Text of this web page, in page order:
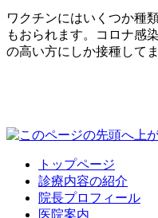
ワクチンにはいくつか種
もおられます。コロナ感
の高い方にしか接種して
トップページ
診療内容の紹介
院長プロフィール
医院案内